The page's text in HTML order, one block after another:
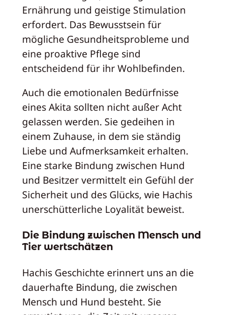
Ernährung und geistige Stimulation
erfordert. Das Bewusstsein für
mögliche Gesundheitsprobleme und
eine proaktive Pflege sind
entscheidend für ihr Wohlbefinden.
Auch die emotionalen Bedürfnisse
eines Akita sollten nicht außer Acht
gelassen werden. Sie gedeihen in
einem Zuhause, in dem sie ständig
Liebe und Aufmerksamkeit erhalten.
Eine starke Bindung zwischen Hund
und Besitzer vermittelt ein Gefühl der
Sicherheit und des Glücks, wie Hachis
unerschütterliche Loyalität beweist.
Die Bindung zwischen Mensch und
Tier wertschätzen
Hachis Geschichte erinnert uns an die
dauerhafte Bindung, die zwischen
Mensch und Hund besteht. Sie